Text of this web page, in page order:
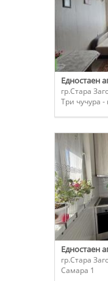
Едностаен
гр.Стара
Три чучура -
Едностаен
гр.Стара
Самара 1